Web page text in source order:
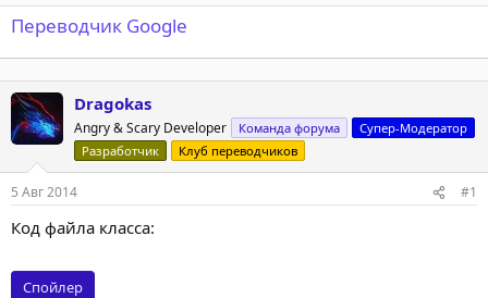
Переводчик Google
Dragokas
Angry & Scary Developer Команда форума
Супер-Модератор
Разработчик
Клуб переводчиков
5 Авг 2014 #1
Код файла класса:
Спойлер